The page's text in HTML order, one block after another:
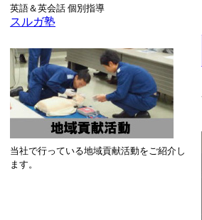
英語＆英会話 個別指導
スルガ塾
当社で行っている地域貢献活動をご紹介し
ます。